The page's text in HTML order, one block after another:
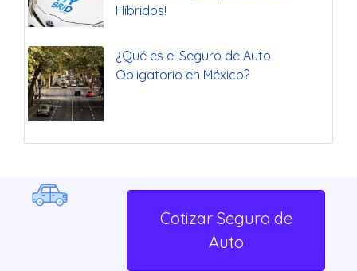
Híbridos!
¿Qué es el Seguro de Auto
Obligatorio en México?
Cotizar Seguro de
Auto
Seguro de
Otros Seguros
Cotizar seguro de